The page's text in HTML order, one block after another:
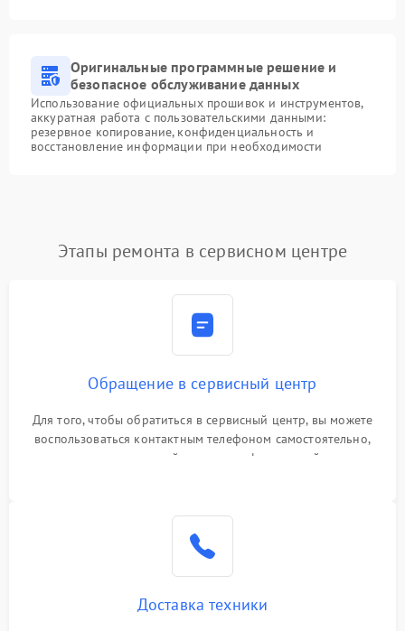
Оригинальные программные решение и
безопасное обслуживание данных
Использование официальных прошивок и инструментов,
аккуратная работа с пользовательскими данными:
резервное копирование, конфиденциальность и
восстановление информации при необходимости
Этапы ремонта в сервисном центре
Обращение в сервисный центр
Для того, чтобы обратиться в сервисный центр, вы можете
воспользоваться контактным телефоном самостоятельно,
или оставить свой номер телефона на сайте
Доставка техники